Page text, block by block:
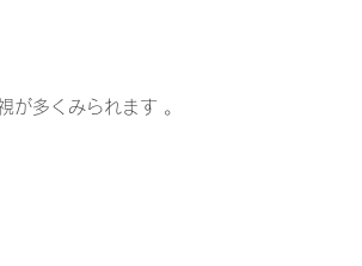
が多くみられます 。